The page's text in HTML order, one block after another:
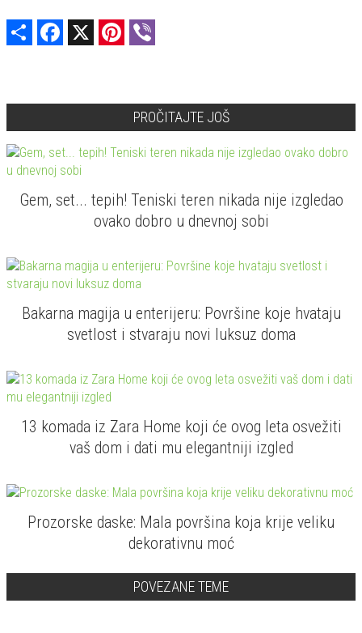
Share Facebook Pinterest
PROČITAJTE JOŠ
Gem, set... tepih! Teniski teren nikada nije izgledao
ovako dobro u dnevnoj sobi
Bakarna magija u enterijeru: Površine koje hvataju
svetlost i stvaraju novi luksuz doma
13 komada iz Zara Home koji će ovog leta osvežiti
vaš dom i dati mu elegantniji izgled
Prozorske daske: Mala površina koja krije veliku
dekorativnu moć
POVEZANE TEME